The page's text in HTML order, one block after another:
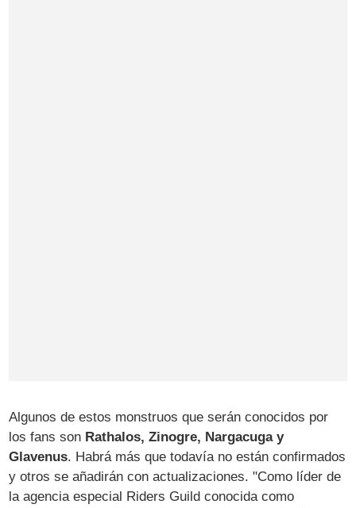
Algunos de estos monstruos que serán conocidos por
los fans son Rathalos, Zinogre, Nargacuga y
Glavenus. Habrá más que todavía no están confirmados
y otros se añadirán con actualizaciones. "Como líder de
la agencia especial Riders Guild conocida como